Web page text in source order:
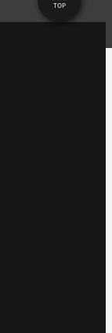
TOP